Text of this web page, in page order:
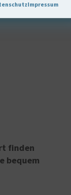
Impressum
finden
bequem